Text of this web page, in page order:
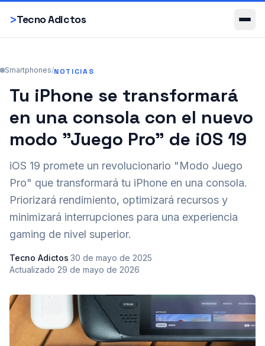
>Tecno Adictos
Smartphones
Smartphones/NOTICIAS
Tu iPhone se transformará
en una consola con el nuevo
modo "Juego Pro" de iOS 19
iOS 19 promete un revolucionario "Modo Juego
Pro" que transformará tu iPhone en una consola.
Priorizará rendimiento, optimizará recursos y
minimizará interrupciones para una experiencia
gaming de nivel superior.
Tecno Adictos·30 de mayo de 2025·
Actualizado 29 de mayo de 2026